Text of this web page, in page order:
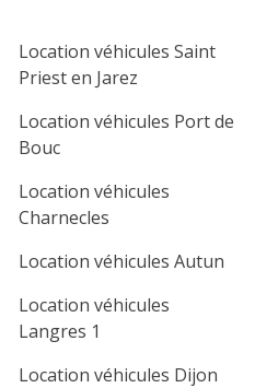
Location véhicules Saint
Priest en Jarez
Location véhicules Port de
Bouc
Location véhicules
Charnecles
Location véhicules Autun
Location véhicules
Langres 1
Location véhicules Dijon